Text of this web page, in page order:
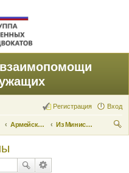
Вход
Регистрация
Армейские новости
Из Министерства обороны